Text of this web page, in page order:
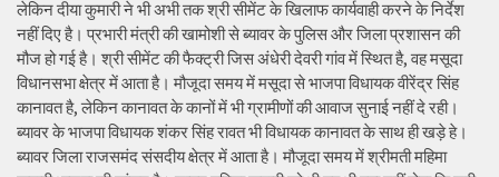
लेकिन दीया कुमारी ने भी अभी तक श्री सीमेंट के खिलाफ कार्यवाही करने के निर्देश
नहीं दिए है। प्रभारी मंत्री की खामोशी से ब्यावर के पुलिस और जिला प्रशासन की
मौज हो गई है। श्री सीमेंट की फैक्ट्री जिस अंधेरी देवरी गांव में स्थित है, वह मसूदा
विधानसभा क्षेत्र में आता है। मौजूदा समय में मसूदा से भाजपा विधायक वीरेंद्र सिंह
कानावत है, लेकिन कानावत के कानों में भी ग्रामीणों की आवाज सुनाई नहीं दे रही।
ब्यावर के भाजपा विधायक शंकर सिंह रावत भी विधायक कानावत के साथ ही खड़े हे।
ब्यावर जिला राजसमंद संसदीय क्षेत्र में आता है। मौजूदा समय में श्रीमती महिमा